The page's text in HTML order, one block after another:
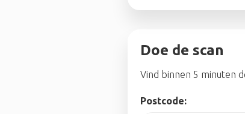
Doe de scan
Vind binnen 5 minuten
Postcode: